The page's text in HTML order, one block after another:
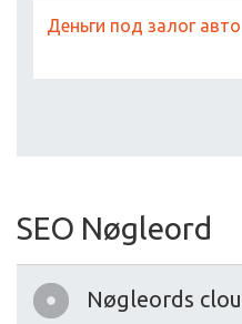
Деньги под залог авто
SEO Nøgleord
Nøgleords